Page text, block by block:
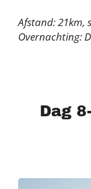
Afstand: 21km,
Overnachting:
Dag